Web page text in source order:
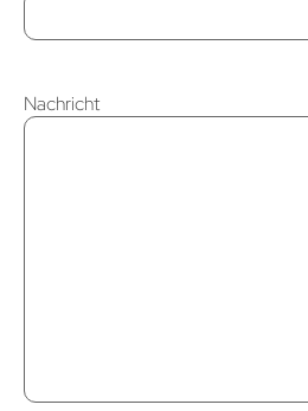
Nachricht